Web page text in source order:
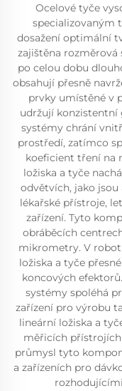
Ocelové tyče
specializovaným
dosažení optimální
zajištěna
po celou dobu
obsahují přesně
prvky umístěné v
udržují konzistentní
systémy chrání
prostředí, zatímco
koeficient tření na
ložiska a tyče
odvětvích, jako
lékařské přístroje,
zařízení. Tyto
obráběcích
mikrometry. V
ložiska a tyče
koncových
systémy spoléhá
zařízení pro výrobu
lineární ložiska a
měřicích
průmysl tyto
a zařízeních pro